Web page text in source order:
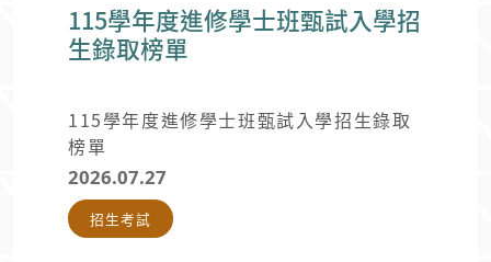
115學年度進修學士班甄試入學招
生錄取榜單
115學年度進修學士班甄試入學招生錄取
榜單
2026.07.27
招生考試